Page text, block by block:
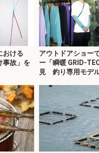
おける
事故」を
アウトドアショー
ー「瞬暖 GRID-
見 釣り専用モデ